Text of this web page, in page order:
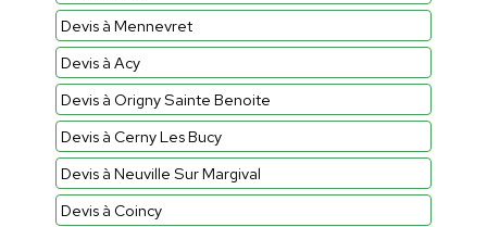
Devis à Mennevret
Devis à Acy
Devis à Origny Sainte Benoite
Devis à Cerny Les Bucy
Devis à Neuville Sur Margival
Devis à Coincy